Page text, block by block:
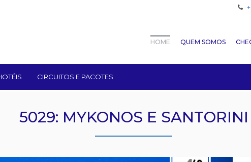
HOME QUEM SOMOS
CIRCUITOS E PACOTES
5029: MYKONOS E SANTORINI